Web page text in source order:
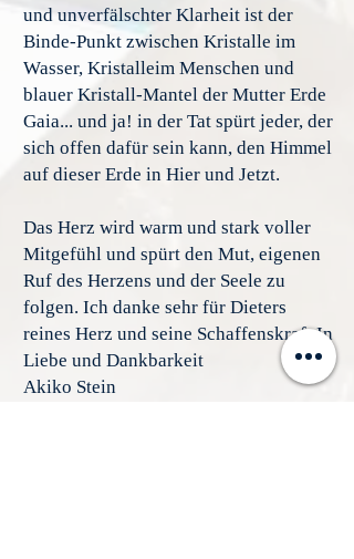
und unverfälschter Klarheit ist der
Binde-Punkt zwischen Kristalle im
Wasser, Kristalleim Menschen und
blauer Kristall-Mantel der Mutter Erde
Gaia... und ja! in der Tat spürt jeder, der
sich offen dafür sein kann, den Himmel
auf dieser Erde in Hier und Jetzt.
Das Herz wird warm und stark voller
Mitgefühl und spürt den Mut, eigenen
Ruf des Herzens und der Seele zu
folgen. Ich danke sehr für Dieters
reines Herz und seine Schaffenskraft.In
Liebe und Dankbarkeit
Akiko Stein